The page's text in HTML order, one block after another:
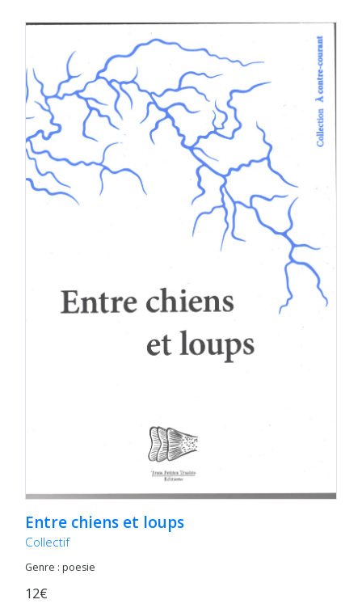
Entre chiens et loups
Collectif
Genre : poesie
12€